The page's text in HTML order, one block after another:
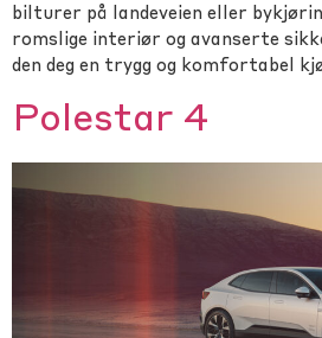
bilturer på landeveien eller
romslige interiør og avanserte
den deg en trygg og komfortabel
Polestar 4